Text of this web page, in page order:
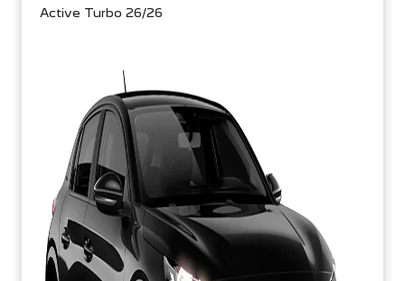
Active Turbo 26/26